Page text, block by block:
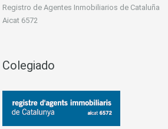
Registro de Agentes Inmobiliarios de Cataluña
Aicat 6572
Colegiado